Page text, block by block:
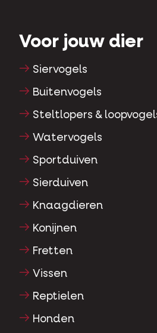
Voor jouw dier
Siervogels
Buitenvogels
Steltlopers &
Watervogels
Sportduiven
Sierduiven
Knaagdieren
Konijnen
Fretten
Vissen
Reptielen
Honden